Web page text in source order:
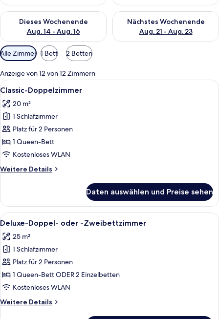
Dieses Wochenende
Aug. 14 - Aug. 16
Überprüfe die Verfügbarkeit für dieses Wochenende, Aug. 14
Nächstes Wochenende
Aug. 21 - Aug. 23
Überprüfe die Verfügbarkeit
Verfügbare
Filter
für
Zimmer
Alle Zimmer 1 Bett 2 Betten
Anzeige von 12 von 12 Zimmern
Alle
Fotos
für
Classic-
Doppelzimmer
anzeigen
Ein Hotelzimmer mit Bett,
5
Classic-Doppelzimmer
20 m²
1 Schlafzimmer
Platz für 2 Personen
1 Queen-Bett
Kostenloses WLAN
Weitere Details
Weitere
Doppelzimmer
Daten auswählen und Preise sehen
Alle
Fotos
für
Deluxe-
Doppel-
oder
-
anzeigen
Ein ordentlich bezogenes Bett mit
7
Deluxe-Doppel- oder -Zweibettzimmer
25 m²
1 Schlafzimmer
Platz für 2 Personen
1 Queen-Bett ODER 2 Einzelbetten
Kostenloses WLAN
Weitere Details
Weitere